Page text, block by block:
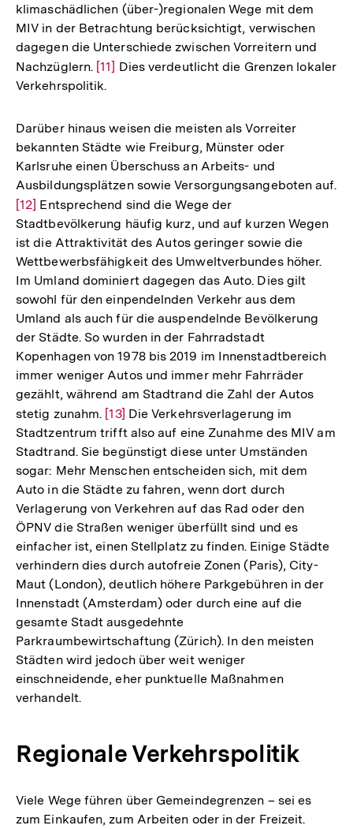
klimaschädlichen (über-)regionalen Wege mit dem
MIV in der Betrachtung berücksichtigt, verwischen
dagegen die Unterschiede zwischen Vorreitern und
Nachzüglern. Zur
Auflösung
Fußnote
[11] Dies verdeutlicht die Grenzen lokaler
Verkehrspolitik.
Darüber hinaus weisen die meisten als Vorreiter
bekannten Städte wie Freiburg, Münster oder
Karlsruhe einen Überschuss an Arbeits- und
Ausbildungsplätzen sowie Versorgungsangeboten auf.
Zur
Auflösung
der
Fußnote
[12] Entsprechend sind die Wege der
Stadtbevölkerung häufig kurz, und auf kurzen Wegen
ist die Attraktivität des Autos geringer sowie die
Wettbewerbsfähigkeit des Umweltverbundes höher.
Im Umland dominiert dagegen das Auto. Dies gilt
sowohl für den einpendelnden Verkehr aus dem
Umland als auch für die auspendelnde Bevölkerung
der Städte. So wurden in der Fahrradstadt
Kopenhagen von 1978 bis 2019 im Innenstadtbereich
immer weniger Autos und immer mehr Fahrräder
gezählt, während am Stadtrand die Zahl der Autos
stetig zunahm. Zur
Auflösung
der
Fußnote
[13] Die Verkehrsverlagerung im
Stadtzentrum trifft also auf eine Zunahme des MIV am
Stadtrand. Sie begünstigt diese unter Umständen
sogar: Mehr Menschen entscheiden sich, mit dem
Auto in die Städte zu fahren, wenn dort durch
Verlagerung von Verkehren auf das Rad oder den
ÖPNV die Straßen weniger überfüllt sind und es
einfacher ist, einen Stellplatz zu finden. Einige Städte
verhindern dies durch autofreie Zonen (Paris), City-
Maut (London), deutlich höhere Parkgebühren in der
Innenstadt (Amsterdam) oder durch eine auf die
gesamte Stadt ausgedehnte
Parkraumbewirtschaftung (Zürich). In den meisten
Städten wird jedoch über weit weniger
einschneidende, eher punktuelle Maßnahmen
verhandelt.
Regionale Verkehrspolitik
Viele Wege führen über Gemeindegrenzen – sei es
zum Einkaufen, zum Arbeiten oder in der Freizeit.